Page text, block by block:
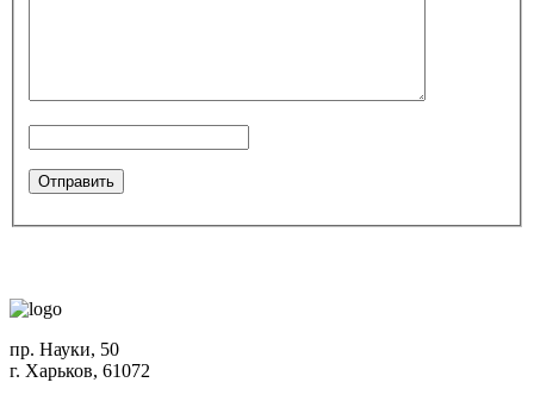
пр. Науки, 50
г. Харьков, 61072